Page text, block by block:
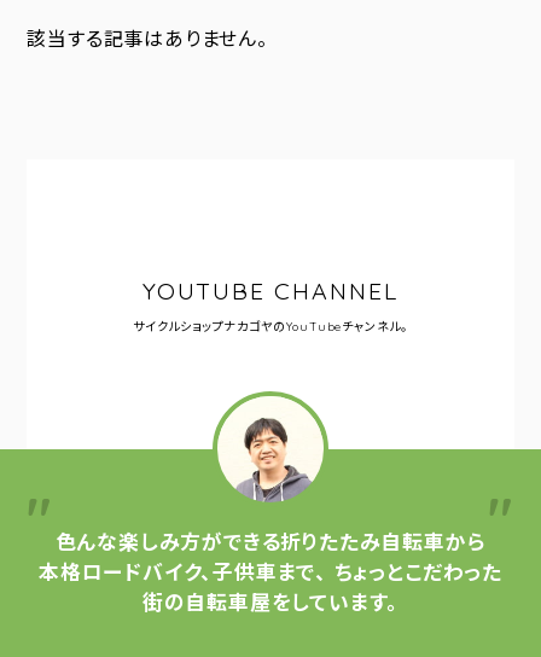
該当する記事はありません。
YOUTUBE CHANNEL
サイクルショップナカゴヤのYouTubeチャンネル。
色んな楽しみ方ができる折りたたみ自転車から
本格ロードバイク、子供車まで、 ちょっとこだわった
街の自転車屋をしています。